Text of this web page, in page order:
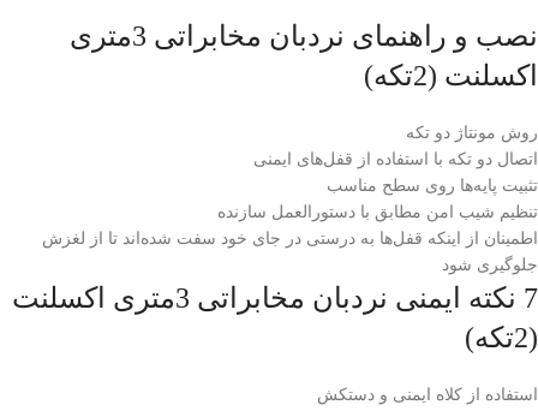
نصب و راهنمای نردبان مخابراتی 3متری
اکسلنت (2تکه)
روش مونتاژ دو تکه
اتصال دو تکه با استفاده از قفل‌های ایمنی
تثبیت پایه‌ها روی سطح مناسب
تنظیم شیب امن مطابق با دستورالعمل سازنده
اطمینان از اینکه قفل‌ها به درستی در جای خود سفت شده‌اند تا از لغزش
جلوگیری شود
7 نکته ایمنی نردبان مخابراتی 3متری اکسلنت
(2تکه)
استفاده از کلاه ایمنی و دستکش